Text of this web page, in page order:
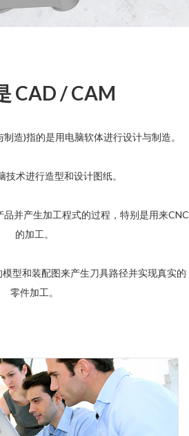
CAD / CAM
造)指的是用电脑软体进行设计与制造。
技术进行造型和设计图纸。
并产生加工程式的过程，特别是用来CNC
的加工。
型和装配图来产生刀具路径并实现真实的
零件加工。